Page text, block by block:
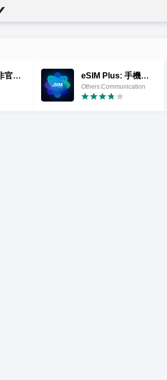
Nicegram：非官方 Telegram eSIM Plus: 手機虛擬SIM卡
Others:Communication